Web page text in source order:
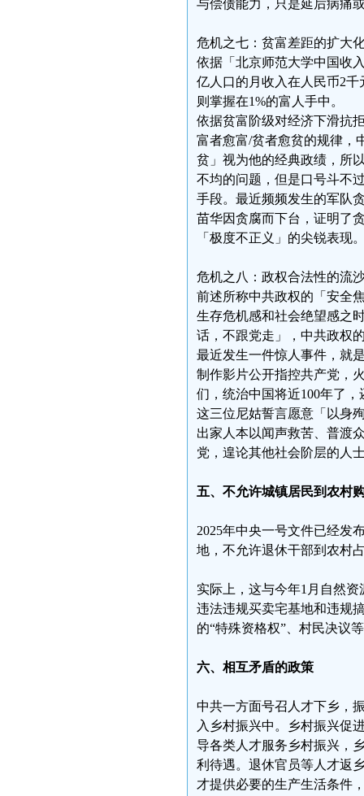
与偿债能力，只是延后病痛
危机之七：贫富差距的扩大
依据「北京师范大学中国收
亿人口的月收入在人民币2
则掌握在1%的富人手中。
依据贫富阶级对经济下滑抗
富者愈富/贫者愈贫的规律，
贫」视为他的经典政绩，所
不均的问题，但是口号斗不
手段。最近频频发生的军队
苗华因贪腐而下台，证明了
「极度不正义」的尖锐表现
危机之八：政权合法性的流
前述所称中共政权的「安全
生存危机感和社会绝望感之
话，不跟党走」，中共政权
最近发生一件惊人事件，就
制作影片公开指控共产党，
们，统治中国将近100年了
这三位尼姑誓言愿意「以身
出家人本以闻声救苦、普渡
党，遑论其他社会阶层的人
五、不允许城镇居民到农村
2025年中央一号文件已经发
地，不允许退休干部到农村
实际上，这与今年1月自然
违法违规买卖宅基地和违规
的“特殊资格权”、村民决议
六、相互矛盾的政策
中共一方面号召人才下乡，
入乡村振兴中。乡村振兴促
导各类人才服务乡村振兴，
利待遇。退休官员等人才返
才提供必要的生产生活条件